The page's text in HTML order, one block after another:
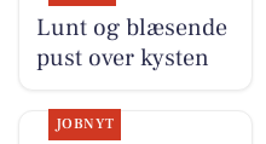
Lunt og blæsende
pust over kysten
JOBNYT